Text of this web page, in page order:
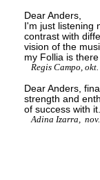
Dear Anders,
I'm just listening
contrast with
vision of the
my Follia is
Regis Campo,
Dear Anders,
strength and
of success with
Adina Izarra,